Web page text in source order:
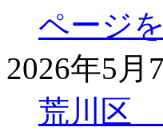
ページ
2026年5月
荒川区